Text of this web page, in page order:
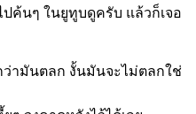
ปค้นๆ ในยูทูบดูครับ แล้วก็เจอ
ว่ามันตลก งั้นมันจะไม่ตลกใช่